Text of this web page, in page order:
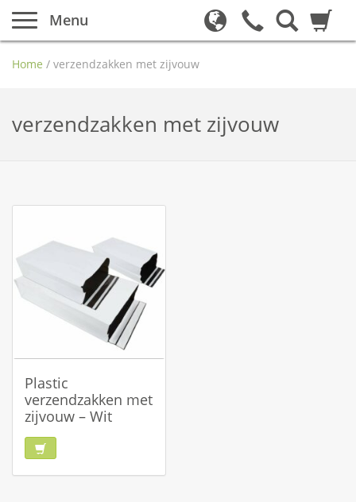
Menu
Home / verzendzakken met zijvouw
verzendzakken met zijvouw
Plastic
verzendzakken met
zijvouw – Wit